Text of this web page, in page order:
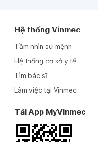
Hệ thống Vinmec
Tầm nhìn sứ mệnh
Hệ thống cơ sở y tế
Tìm bác sĩ
Làm việc tại Vinmec
Tải App MyVinmec